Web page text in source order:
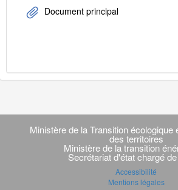
Document principal
Navigation
transverse
Ministère de la Transition écologique
des territoires
Ministère de la transition
Secrétariat d'état chargé
Accessibilité
Mentions légales